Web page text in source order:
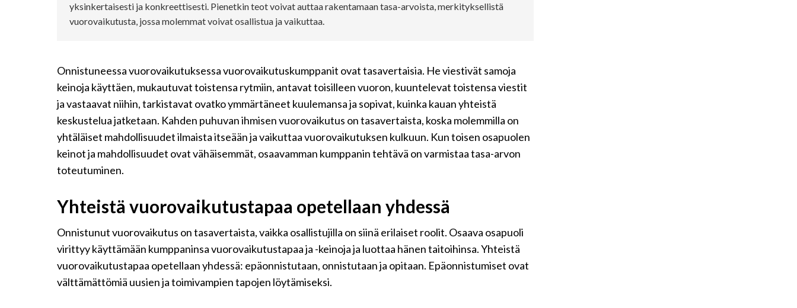
yksinkertaisesti ja konkreettisesti. Pienetkin teot voivat auttaa rakentamaan tasa-arvoista, merkityksellistä
vuorovaikutusta, jossa molemmat voivat osallistua ja vaikuttaa.
Onnistuneessa vuorovaikutuksessa vuorovaikutuskumppanit ovat tasavertaisia. He viestivät samoja
keinoja käyttäen, mukautuvat toistensa rytmiin, antavat toisilleen vuoron, kuuntelevat toistensa viestit
ja vastaavat niihin, tarkistavat ovatko ymmärtäneet kuulemansa ja sopivat, kuinka kauan yhteistä
keskustelua jatketaan. Kahden puhuvan ihmisen vuorovaikutus on tasavertaista, koska molemmilla on
yhtäläiset mahdollisuudet ilmaista itseään ja vaikuttaa vuorovaikutuksen kulkuun. Kun toisen osapuolen
keinot ja mahdollisuudet ovat vähäisemmät, osaavamman kumppanin tehtävä on varmistaa tasa-arvon
toteutuminen.
Yhteistä vuorovaikutustapaa opetellaan yhdessä
Onnistunut vuorovaikutus on tasavertaista, vaikka osallistujilla on siinä erilaiset roolit. Osaava osapuoli
virittyy käyttämään kumppaninsa vuorovaikutustapaa ja -keinoja ja luottaa hänen taitoihinsa.Yhteistä
vuorovaikutustapaa opetellaan yhdessä: epäonnistutaan, onnistutaan ja opitaan. Epäonnistumiset ovat
välttämättömiä uusien ja toimivampien tapojen löytämiseksi.